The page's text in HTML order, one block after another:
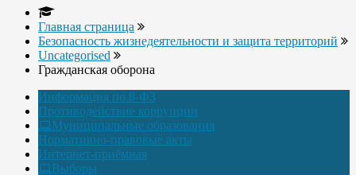
Главная страница
Безопасность жизнедеятельности и защита территорий
Uncategorised
Гражданская оборона
Информация по 8-ФЗ
Противодействие коррупции
Муниципальные образования
Нормативно-правовые акты
Интернет-приёмная
Выборы